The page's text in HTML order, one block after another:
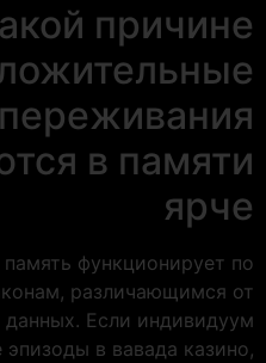
причине
переживания
в памяти
ярче
функционирует по
различающимся от
Если индивидуум
в вавада казино,